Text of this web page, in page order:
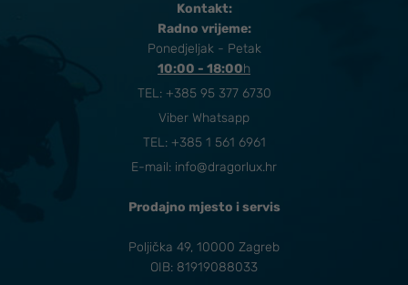
Kontakt:
Radno vrijeme:
Ponedjeljak - Petak
10:00 - 18:00​h
TEL: +385 95 377 6730
Viber Whatsapp
TEL: +385 1 561 6961
E-mail: info@dragorlux.hr
Prodajno mjesto i servis
Poljička 49, 10000 Zagreb
OIB: 81919088033